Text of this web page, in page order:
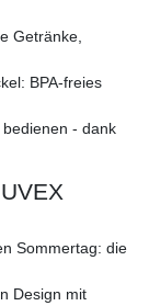
Getränke,
BPA-freies
- dank
Sommertag: die
Design mit